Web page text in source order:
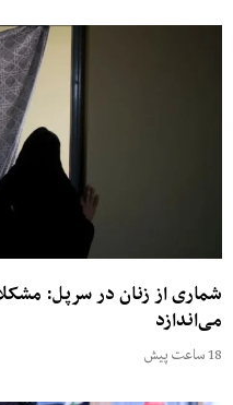
از زنان در سرپل: مشکلات